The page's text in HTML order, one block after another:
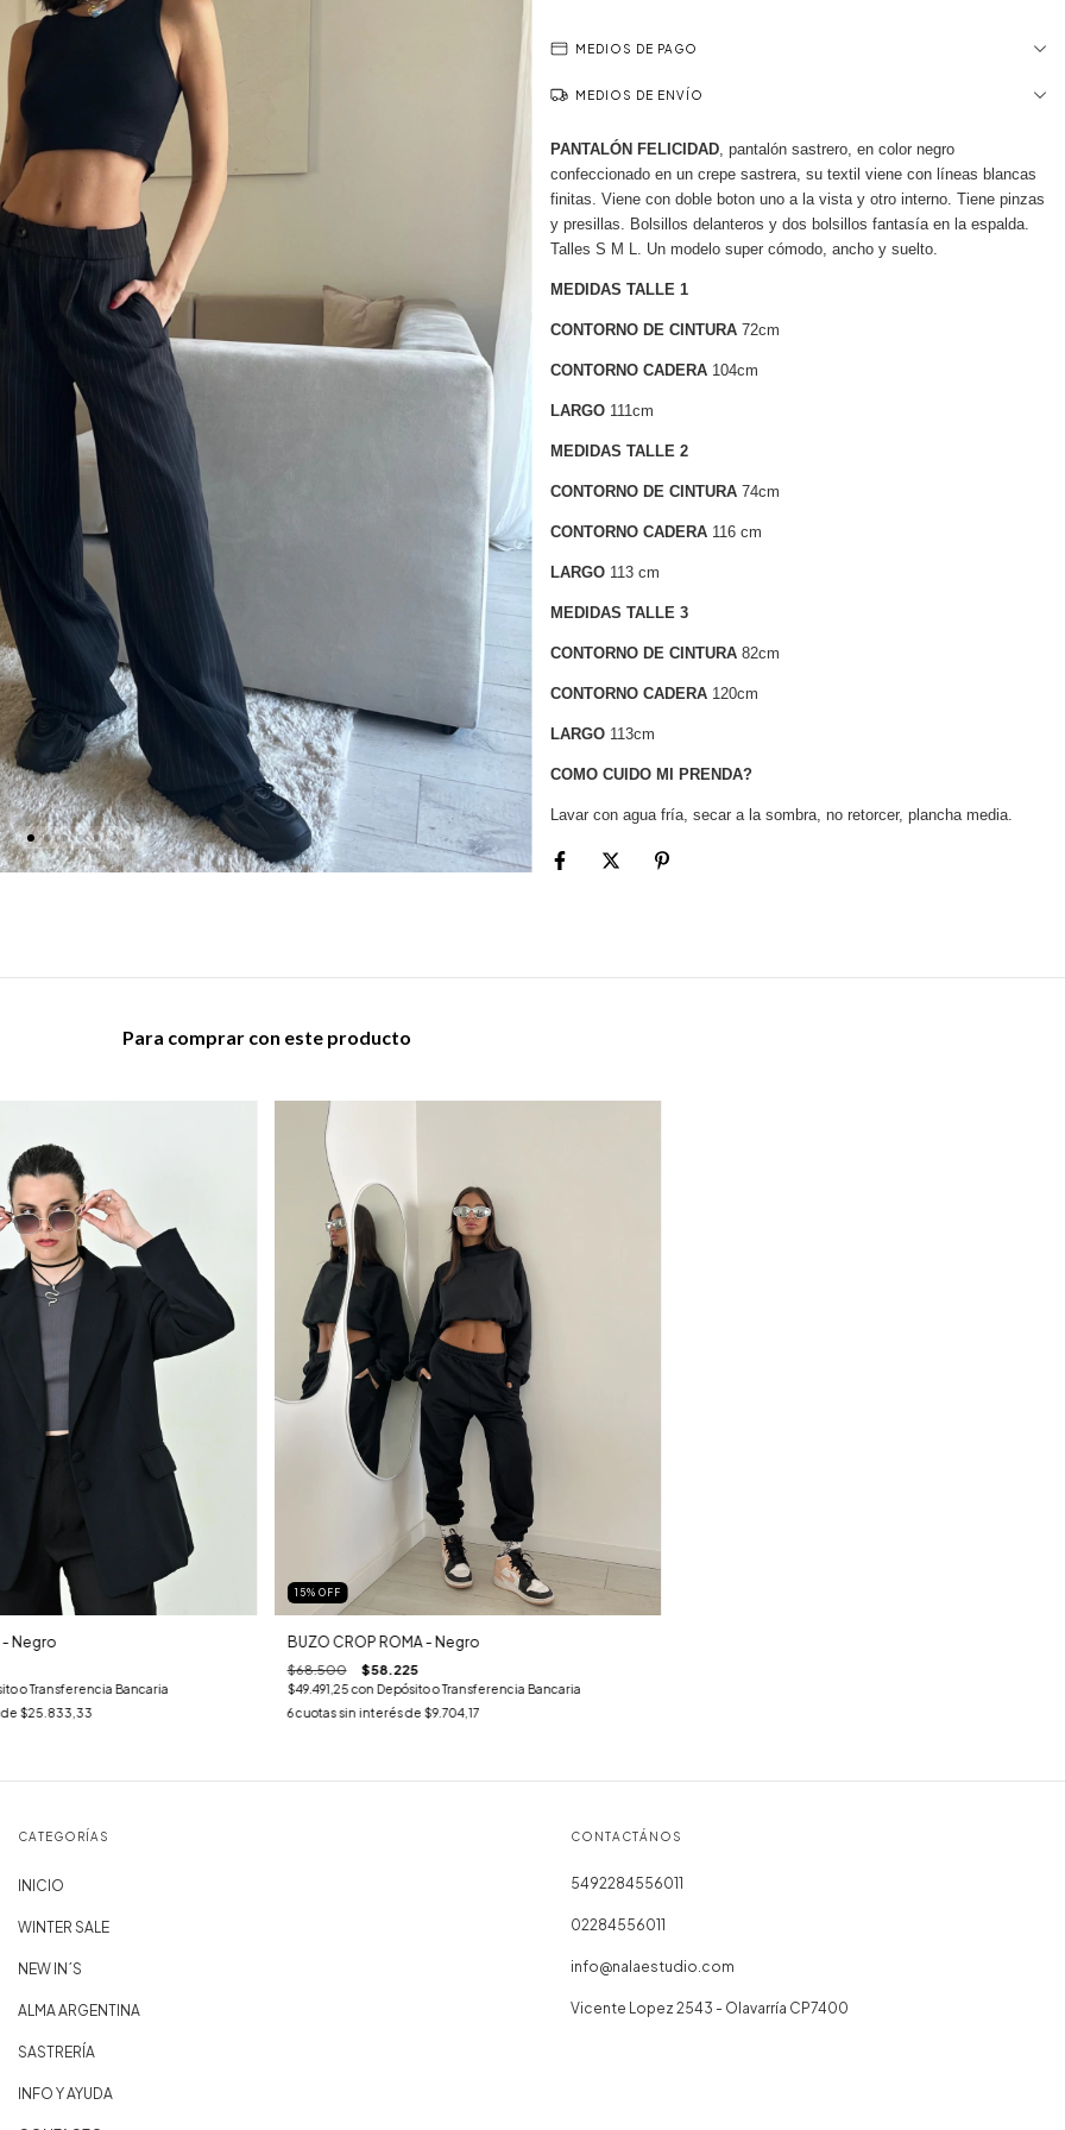
MEDIOS DE PAGO
MEDIOS DE ENVÍO
PANTALÓN FELICIDAD, pantalón sastrero, en color negro
confeccionado en un crepe sastrera, su textil viene con líneas blancas
finitas. Viene con doble boton uno a la vista y otro interno. Tiene pinzas
y presillas. Bolsillos delanteros y dos bolsillos fantasía en la espalda.
Talles S M L. Un modelo super cómodo, ancho y suelto.
MEDIDAS TALLE 1
CONTORNO DE CINTURA 72cm
CONTORNO CADERA 104cm
LARGO 111cm
MEDIDAS TALLE 2
CONTORNO DE CINTURA 74cm
CONTORNO CADERA 116 cm
LARGO 113 cm
MEDIDAS TALLE 3
CONTORNO DE CINTURA 82cm
CONTORNO CADERA 120cm
LARGO 113cm
COMO CUIDO MI PRENDA?
Lavar con agua fría, secar a la sombra, no retorcer, plancha media.
Para comprar con este producto
- Negro
o Transferencia Bancaria
$25.833,33
15% OFF
BUZO CROP ROMA - Negro
$68.500 $58.225
$49.491,25con Depósito o Transferencia Bancaria
6cuotas sin interés de $9.704,17
CATEGORÍAS
INICIO
WINTER SALE
NEW IN´S
ALMA ARGENTINA
SASTRERÍA
INFO Y AYUDA
CONTACTÁNOS
5492284556011
02284556011
info@nalaestudio.com
Vicente Lopez 2543 - Olavarría CP7400